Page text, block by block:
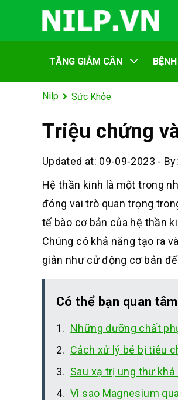
TĂNG GIẢM CÂN
Nilp Sức Khỏe
Triệu chứng
Updated at: 09-09-2023 - By:
Hệ thần kinh là một trong
đóng vai trò quan trọng
tế bào cơ bản của hệ thần
Chúng có khả năng tạo ra
giản như cử động cơ bản
Có thể bạn quan tâm
Những dưỡng chất
Cách xử lý bé bị tiêu
Sau xạ trị ung thư
Vì sao Magnesium